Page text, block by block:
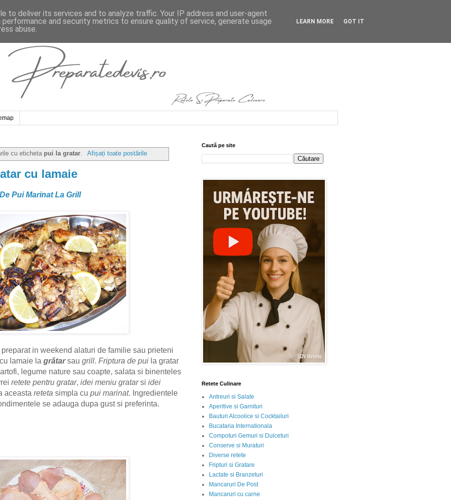
cu eticheta pui la gratar. Afișați toate postările
cu lamaie
Pui Marinat La Grill
in weekend alaturi de familie sau prieteni
lamaie la grătarsau grill. Friptura de pui la gratar
legume nature sau coapte, salata si binenteles
retete pentru gratar, idei meniu gratarsi idei
aceasta reteta simpla cu pui marinat. Ingredientele
se adauga dupa gust si preferinta.
Caută pe site
Retete Culinare
Antreuri si Salate
Aperitive si Garnituri
Bauturi Alcoolice si Cocktailuri
Bucataria Internationala
Compoturi Gemuri si Dulceturi
Conserve si Muraturi
Diverse retete
Fripturi si Gratare
Lactate si Branzeturi
Mancaruri De Post
Mancaruri cu carne
to deliver its services and to analyze traffic. Your IP address and user-agent
and security metrics to ensure quality of service, generate usage
abuse.
LEARN MORE GOT IT